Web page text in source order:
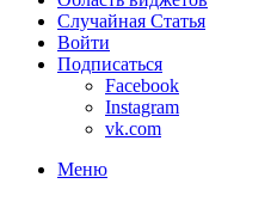
Случайная Статья
Войти
Подписаться
Facebook
Instagram
vk.com
Меню